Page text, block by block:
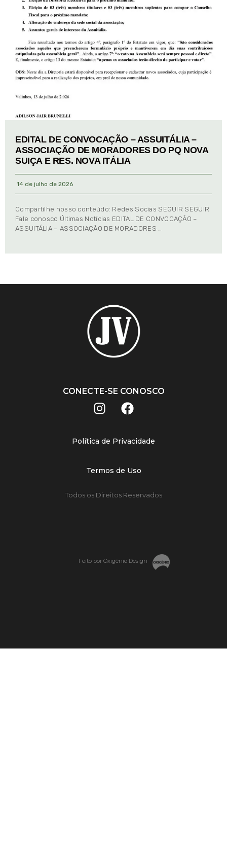
EDITAL DE CONVOCAÇÃO – ASSUITÁLIA –
ASSOCIAÇÃO DE MORADORES DO PQ NOVA
SUIÇA E RES. NOVA ITÁLIA
14 de julho de 2026
Compartilhe nosso conteúdo: Redes Socias SEGUIR SEGUIR
Fale conosco Últimas Notícias EDITAL DE CONVOCAÇÃO –
ASSUITÁLIA – ASSOCIAÇÃO DE MORADORES …
CONECTE-SE CONOSCO
Política de Privacidade
Termos de Uso
Todos os Direitos Reservados
Feito por Oxigênio Design